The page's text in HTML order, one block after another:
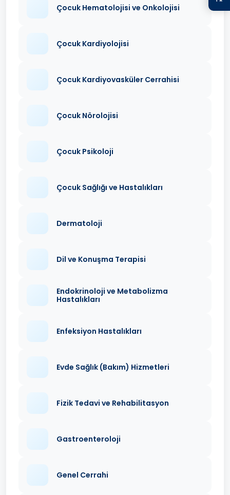
Çocuk Hematolojisi ve Onkolojisi
Çocuk Kardiyolojisi
Çocuk Kardiyovasküler Cerrahisi
Çocuk Nörolojisi
Çocuk Psikoloji
Çocuk Sağlığı ve Hastalıkları
Dermatoloji
Dil ve Konuşma Terapisi
Endokrinoloji ve Metabolizma
Hastalıkları
Enfeksiyon Hastalıkları
Evde Sağlık (Bakım) Hizmetleri
Fizik Tedavi ve Rehabilitasyon
Gastroenteroloji
Genel Cerrahi